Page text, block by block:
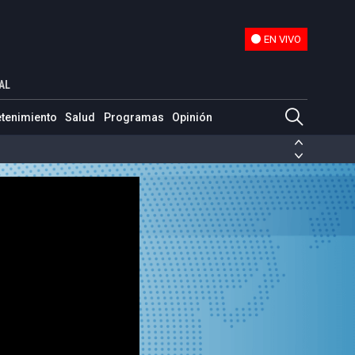
EN VIVO
Salud Programas Opinión
de las FARC
Nicolás Maduro